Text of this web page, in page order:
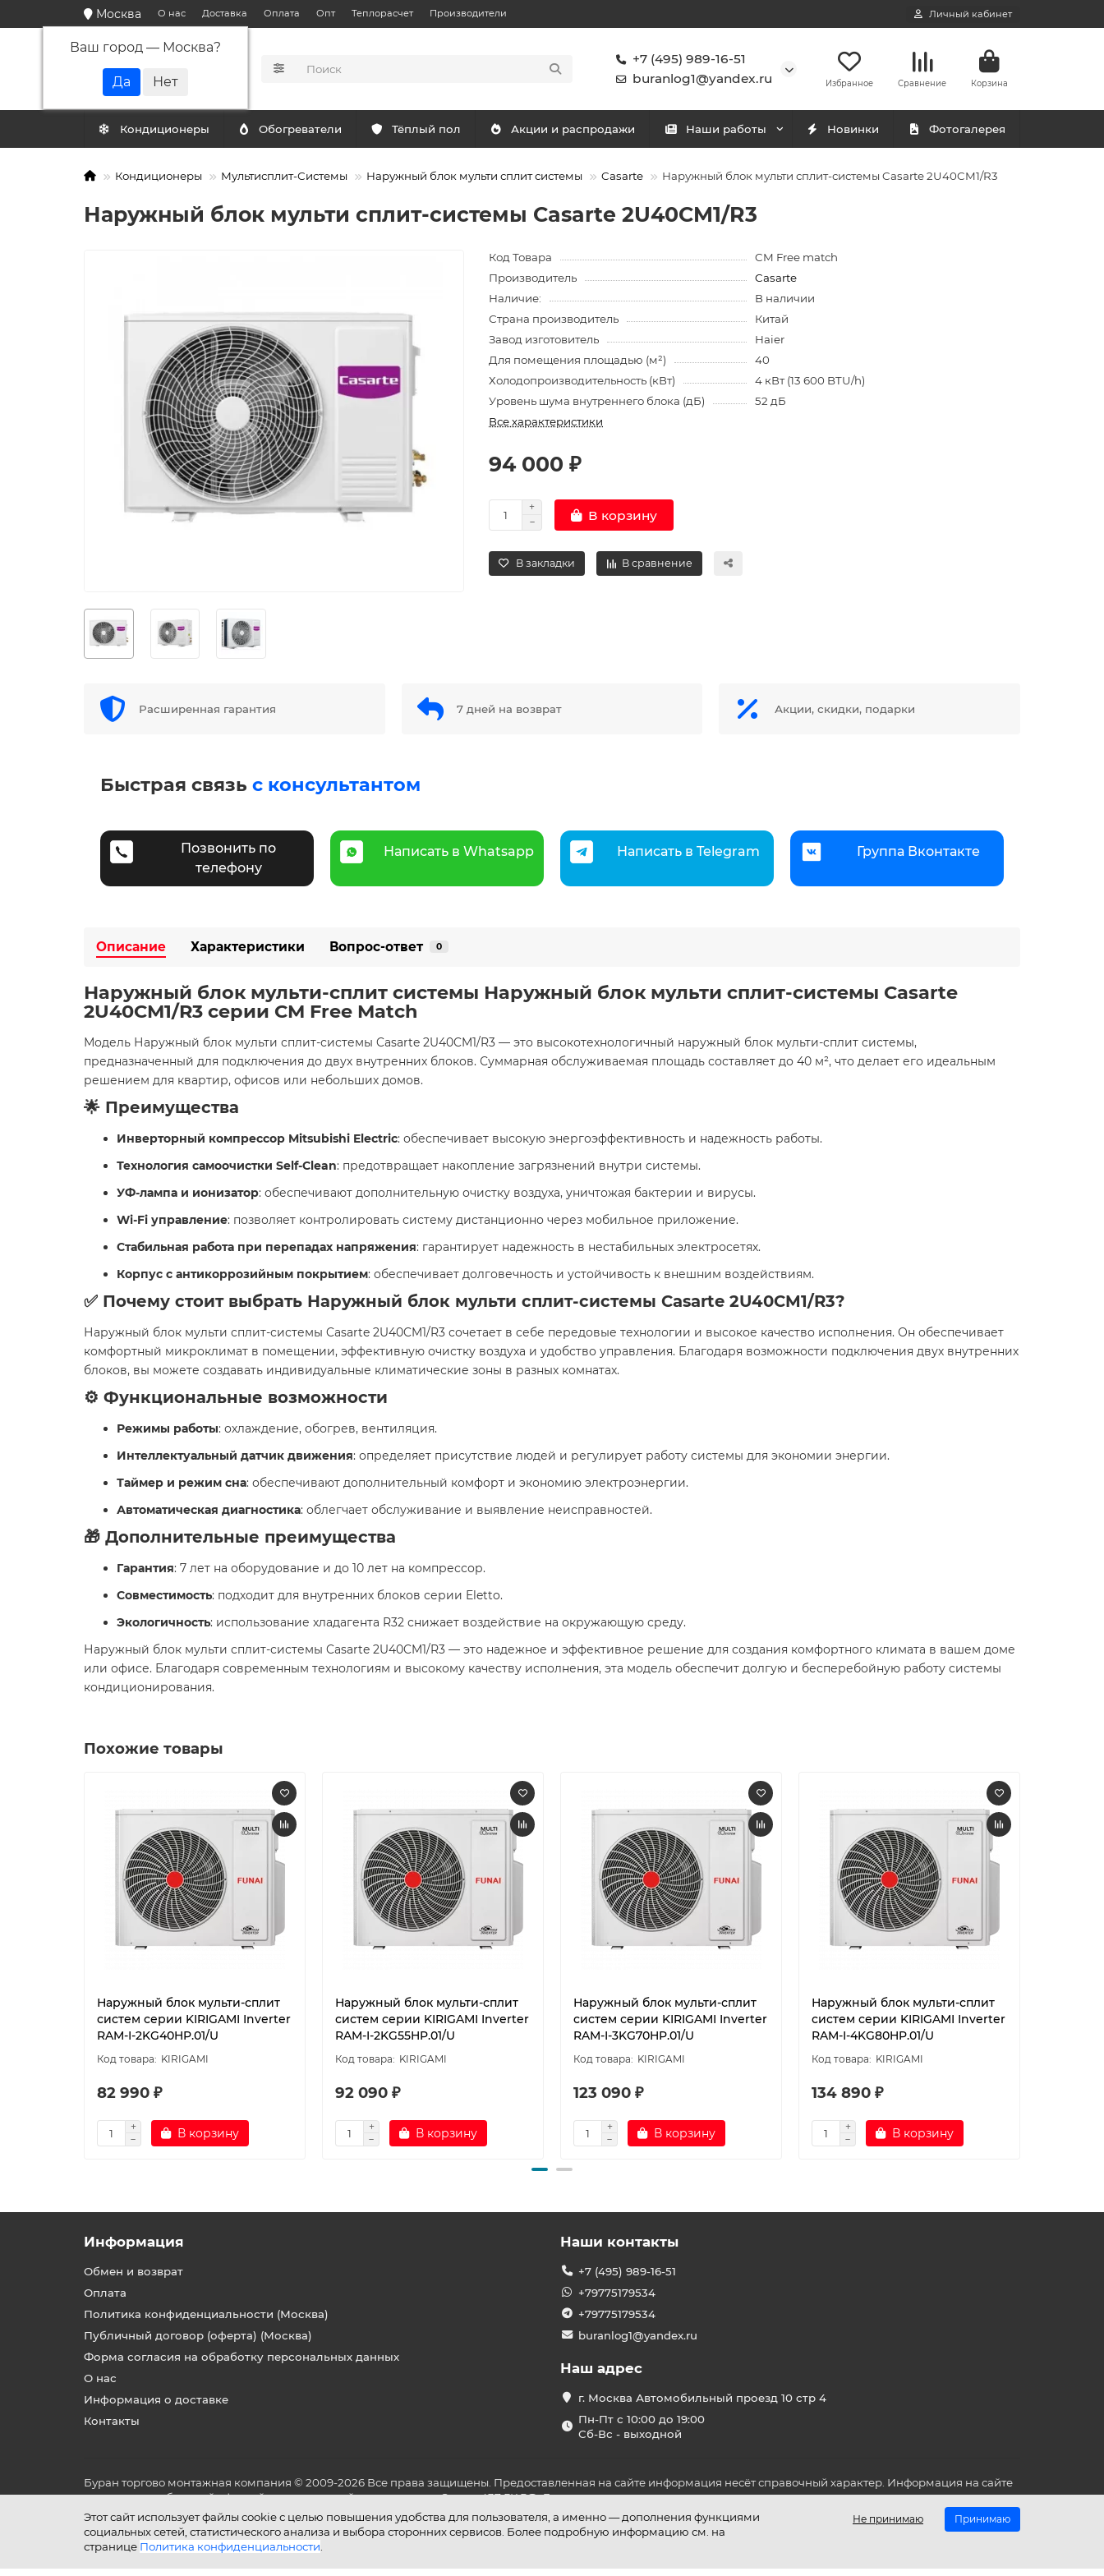
Москва
Ваш город — Москва?
О нас Доставка Оплата Опт Теплорасчет Производители Личный кабинет
+7 (495) 989-16-51
buranlog1@yandex.ru
Избранное Сравнение Корзина
Кондиционеры Обогреватели Тёплый пол Акции и распродажи Наши работы Новинки Фотогалерея
Кондиционеры Мультисплит-Системы Наружный блок мульти сплит системы Casarte Наружный блок мульти сплит-системы Casarte 2U40CM1/R3
Наружный блок мульти сплит-системы Casarte 2U40CM1/R3
Код Товара
CM Free match
Производитель
Casarte
Наличие:
В наличии
Страна производитель
Китай
Завод изготовитель
Haier
Для помещения площадью (м²)
40
Холодопроизводительность (кВт)
4 кВт (13 600 BTU/h)
Уровень шума внутреннего блока (дБ)
52 дБ
Все характеристики
94 000 ₽
В корзину
В закладки В сравнение
Расширенная гарантия 7 дней на возврат Акции, скидки, подарки
Быстрая связь с консультантом
Позвонить по
телефону
Написать в Whatsapp Написать в Telegram Группа Вконтакте
Описание Характеристики Вопрос-ответ 0
Наружный блок мульти-сплит системы Наружный блок мульти сплит-системы Casarte
2U40CM1/R3 серии CM Free Match
Модель Наружный блок мульти сплит-системы Casarte 2U40CM1/R3 — это высокотехнологичный наружный блок мульти-сплит системы,
предназначенный для подключения до двух внутренних блоков. Суммарная обслуживаемая площадь составляет до 40 м², что делает его идеальным
решением для квартир, офисов или небольших домов.
🌟 Преимущества
Инверторный компрессор Mitsubishi Electric: обеспечивает высокую энергоэффективность и надежность работы.
Технология самоочистки Self-Clean: предотвращает накопление загрязнений внутри системы.
УФ-лампа и ионизатор: обеспечивают дополнительную очистку воздуха, уничтожая бактерии и вирусы.
Wi-Fi управление: позволяет контролировать систему дистанционно через мобильное приложение.
Стабильная работа при перепадах напряжения: гарантирует надежность в нестабильных электросетях.
Корпус с антикоррозийным покрытием: обеспечивает долговечность и устойчивость к внешним воздействиям.
✅ Почему стоит выбрать Наружный блок мульти сплит-системы Casarte 2U40CM1/R3?
Наружный блок мульти сплит-системы Casarte 2U40CM1/R3 сочетает в себе передовые технологии и высокое качество исполнения. Он обеспечивает
комфортный микроклимат в помещении, эффективную очистку воздуха и удобство управления. Благодаря возможности подключения двух внутренних
блоков, вы можете создавать индивидуальные климатические зоны в разных комнатах.
⚙️ Функциональные возможности
Режимы работы: охлаждение, обогрев, вентиляция.
Интеллектуальный датчик движения: определяет присутствие людей и регулирует работу системы для экономии энергии.
Таймер и режим сна: обеспечивают дополнительный комфорт и экономию электроэнергии.
Автоматическая диагностика: облегчает обслуживание и выявление неисправностей.
🎁 Дополнительные преимущества
Гарантия: 7 лет на оборудование и до 10 лет на компрессор.
Совместимость: подходит для внутренних блоков серии Eletto.
Экологичность: использование хладагента R32 снижает воздействие на окружающую среду.
Наружный блок мульти сплит-системы Casarte 2U40CM1/R3 — это надежное и эффективное решение для создания комфортного климата в вашем доме
или офисе. Благодаря современным технологиям и высокому качеству исполнения, эта модель обеспечит долгую и бесперебойную работу системы
кондиционирования.
Похожие товары
Наружный блок мульти-сплит
систем серии KIRIGAMI Inverter
RAM-I-2KG40HP.01/U
KIRIGAMI
82 990 ₽
В корзину
Наружный блок мульти-сплит
систем серии KIRIGAMI Inverter
RAM-I-2KG55HP.01/U
KIRIGAMI
92 090 ₽
В корзину
Наружный блок мульти-сплит
систем серии KIRIGAMI Inverter
RAM-I-3KG70HP.01/U
KIRIGAMI
123 090 ₽
В корзину
Наружный блок мульти-сплит
систем серии KIRIGAMI Inverter
RAM-I-4KG80HP.01/U
KIRIGAMI
134 890 ₽
В корзину
Этот сайт использует файлы cookie с целью повышения удобства для пользователя, а именно — дополнения функциями
социальных сетей, статистического анализа и выбора сторонних сервисов. Более подробную информацию см. на
странице Политика конфиденциальности
Не принимаю Принимаю
Информация
Обмен и возврат
Оплата
Политика конфиденциальности (Москва)
Публичный договор (оферта) (Москва)
Форма согласия на обработку персональных данных
О нас
Информация о доставке
Контакты
Наши контакты
+7 (495) 989-16-51
+79775179534
+79775179534
buranlog1@yandex.ru
Наш адрес
г. Москва Автомобильный проезд 10 стр 4
Пн-Пт с 10:00 до 19:00
Сб-Вс - выходной
Буран торгово монтажная компания © 2009-2026 Все права защищены. Предоставленная на сайте информация несёт справочный характер. Информация на сайте
не является публичной офертой, определяемой положениями Статьи 437 ГК РФ. До оплаты товара удостоверьтесь во всех для вас важных характеристиках в товаре
и условиях его эксплуатации.